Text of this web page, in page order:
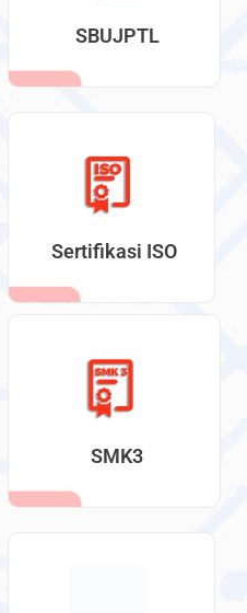
SBUJPTL
Sertifikasi ISO
SMK3